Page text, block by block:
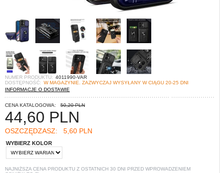
NUMER PRODUKTU: 4011990-VAR
DOSTĘPNOŚĆ: W MAGAZYNIE. ZAZWYCZAJ WYSYŁANY W CIĄGU 20-25 DNI
INFORMACJE O DOSTAWIE
CENA KATALOGOWA: 50,20 PLN
44,60 PLN
OSZCZĘDZASZ: 5,60 PLN
WYBIERZ KOLOR
NAJNIŻSZA CENA PRODUKTU Z OSTATNICH 30 DNI PRZED WPROWADZENIEM